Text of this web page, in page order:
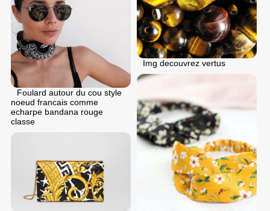
Img decouvrez vertus
Foulard autour du cou style
noeud francais comme
echarpe bandana rouge
classe